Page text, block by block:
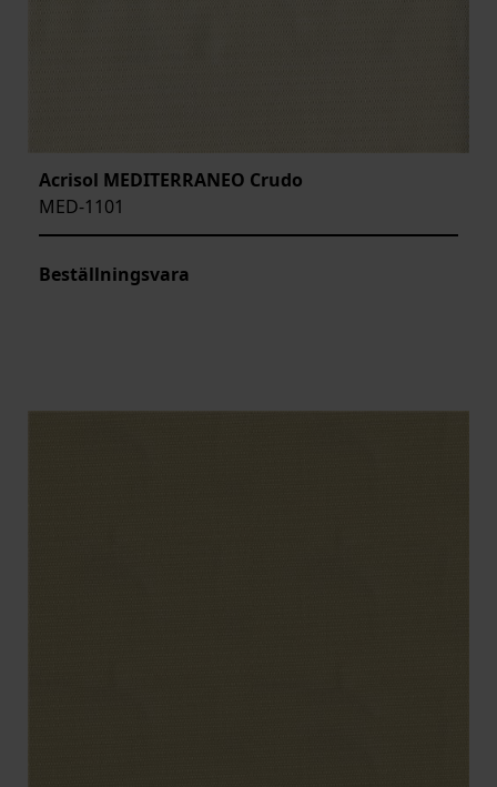
Acrisol MEDITERRANEO Crudo
MED-1101
Beställningsvara